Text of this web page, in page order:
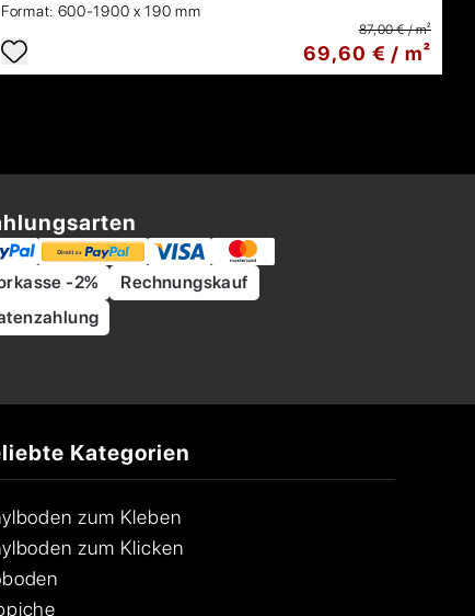
Format: 600-1900 x 190 mm
87,00 € / m²
69,60 € / m²
-2%
Rechnungskauf
Kategorien
zum Kleben
zum Klicken